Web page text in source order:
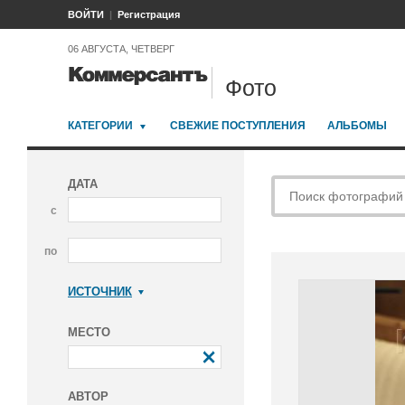
ВОЙТИ Регистрация
06 АВГУСТА, ЧЕТВЕРГ
Фото
КАТЕГОРИИ СВЕЖИЕ ПОСТУПЛЕНИЯ АЛЬБОМЫ
ДАТА
с
по
ИСТОЧНИК
МЕСТО
АВТОР